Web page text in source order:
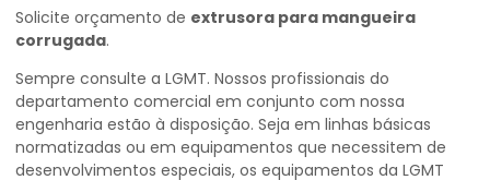
Solicite orçamento de extrusora para mangueira
corrugada.
Sempre consulte a LGMT. Nossos profissionais do
departamento comercial em conjunto com nossa
engenharia estão à disposição. Seja em linhas básicas
normatizadas ou em equipamentos que necessitem de
desenvolvimentos especiais, os equipamentos da LGMT